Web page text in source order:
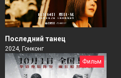
Последний танец
2024, Гонконг
Фильм